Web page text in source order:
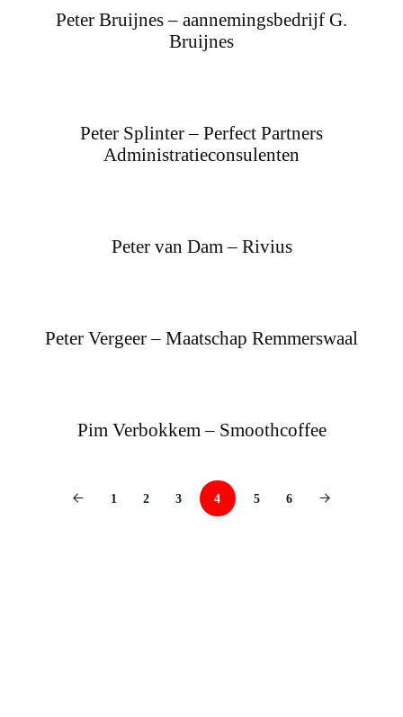
Peter Bruijnes – aannemingsbedrijf G.
Bruijnes
Peter Splinter – Perfect Partners
Administratieconsulenten
Peter van Dam – Rivius
Peter Vergeer – Maatschap Remmerswaal
Pim Verbokkem – Smoothcoffee
1 2 3 4 5 6